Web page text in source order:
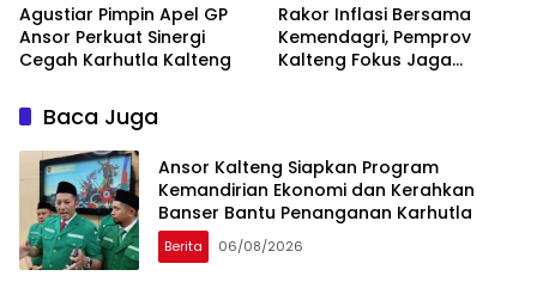
Agustiar Pimpin Apel GP
Ansor Perkuat Sinergi
Cegah Karhutla Kalteng
Rakor Inflasi Bersama
Kemendagri, Pemprov
Kalteng Fokus Jaga
Baca Juga
Ansor Kalteng Siapkan Program
Kemandirian Ekonomi dan Kerahkan
Banser Bantu Penanganan Karhutla
Berita 06/08/2026